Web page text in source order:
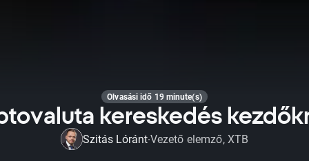
Olvasási idő 19 minute(s)
kereskedés
Szitás Lóránt·Vezető elemző, XTB